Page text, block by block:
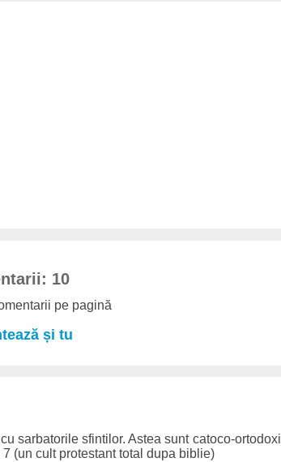
10
pe pagină
și tu
sarbatorile sfintilor. Astea sunt catoco-ortodoxi
(un cult protestant total dupa biblie)